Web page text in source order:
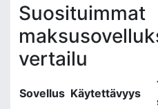
Suosituimmat
vertailu
Sovellus Käytettävyys